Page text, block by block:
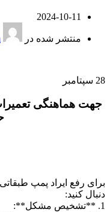
2024-10-11
منتشر شده در
28 سپتامبر
دنبال کنید:
1. **تشخیص مشکل**: